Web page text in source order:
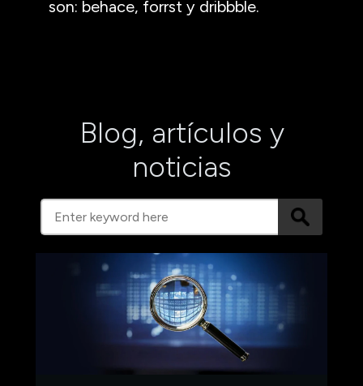
son: behace, forrst y dribbble.
Blog, artículos y
noticias